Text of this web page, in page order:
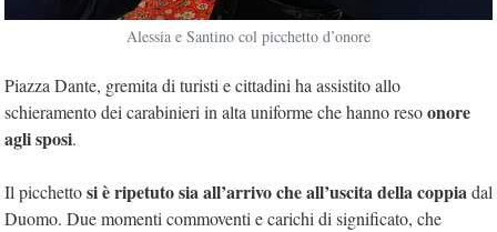
Alessia e Santino col picchetto d’onore
Piazza Dante, gremita di turisti e cittadini ha assistito allo
schieramento dei carabinieri in alta uniforme che hanno resoonore
agli sposi.
Il picchettosi è ripetuto sia all’arrivo che all’uscita della coppiadal
Duomo. Due momenti commoventi e carichi di significato, che